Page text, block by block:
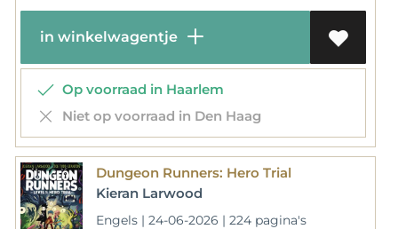
in winkelwagentje
Op voorraad in Haarlem
Niet op voorraad in Den Haag
Dungeon Runners: Hero Trial
Kieran Larwood
Engels | 24-06-2026 | 224 pagina's